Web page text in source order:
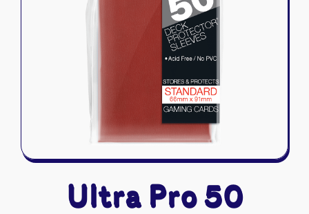
Naruto Mythos
Autres
Tapis de jeu
Ultra Pro 50